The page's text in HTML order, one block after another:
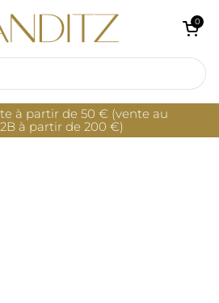
Ouvrir le
0
à partir de 50 € (vente au
à partir de 200 €)